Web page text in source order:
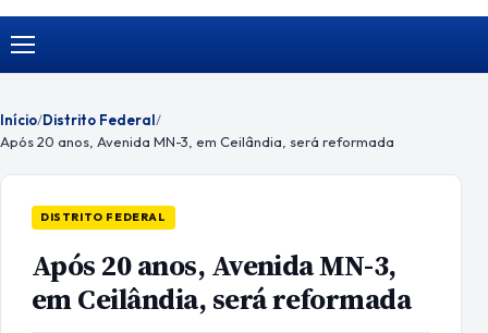
Menu
Início/Distrito Federal/
Após 20 anos, Avenida MN-3, em Ceilândia, será reformada
DISTRITO FEDERAL
Após 20 anos, Avenida MN-3,
em Ceilândia, será reformada